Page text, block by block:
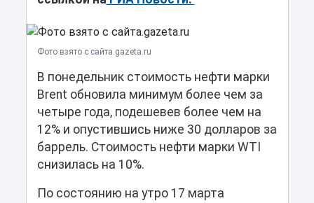
Фото взято с сайта.gazeta.ru
В понедельник стоимость нефти марки
Brent обновила минимум более чем за
четыре года, подешевев более чем на
12% и опустившись ниже 30 долларов за
баррель. Стоимость нефти марки WTI
снизилась на 10%.
По состоянию на утро 17 марта